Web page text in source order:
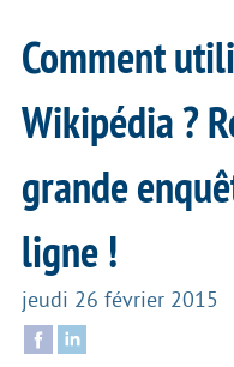
Comment
Wikipédia ?
grande
ligne !
jeudi 26 février 2015